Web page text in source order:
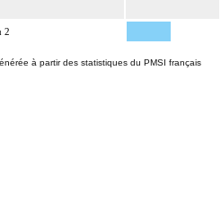
2
à partir des statistiques du PMSI français